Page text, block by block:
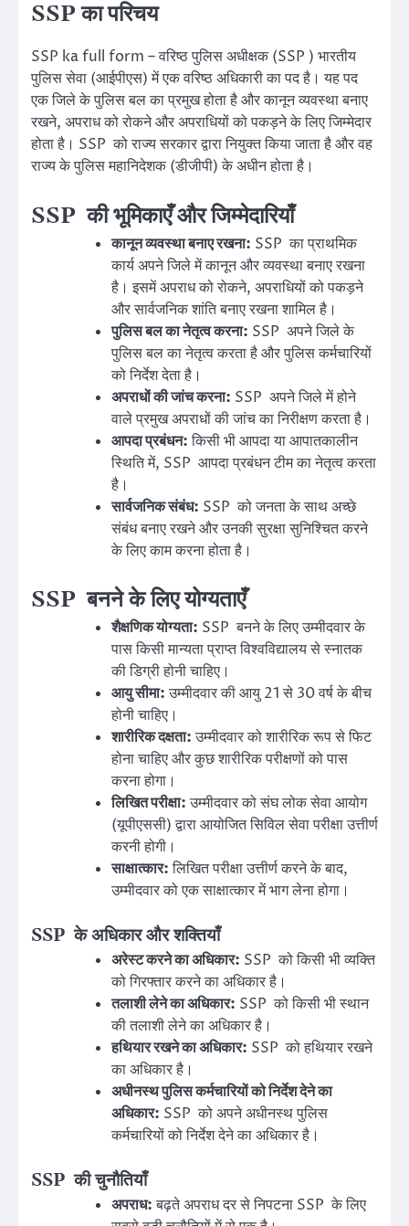
SSP का परिचय
SSP ka full form – वरिष्ठ पुलिस अधीक्षक (SSP ) भारतीय
पुलिस सेवा (आईपीएस) में एक वरिष्ठ अधिकारी का पद है। यह पद
एक जिले के पुलिस बल का प्रमुख होता है और कानून व्यवस्था बनाए
रखने, अपराध को रोकने और अपराधियों को पकड़ने के लिए जिम्मेदार
होता है। SSP को राज्य सरकार द्वारा नियुक्त किया जाता है और वह
राज्य के पुलिस महानिदेशक (डीजीपी) के अधीन होता है।
SSP की भूमिकाएँ और जिम्मेदारियाँ
कानून व्यवस्था बनाए रखना: SSP का प्राथमिक
कार्य अपने जिले में कानून और व्यवस्था बनाए रखना
है। इसमें अपराध को रोकने, अपराधियों को पकड़ने
और सार्वजनिक शांति बनाए रखना शामिल है।
पुलिस बल का नेतृत्व करना: SSP अपने जिले के
पुलिस बल का नेतृत्व करता है और पुलिस कर्मचारियों
को निर्देश देता है।
अपराधों की जांच करना: SSP अपने जिले में होने
वाले प्रमुख अपराधों की जांच का निरीक्षण करता है।
आपदा प्रबंधन:किसी भी आपदा या आपातकालीन
स्थिति में, SSP आपदा प्रबंधन टीम का नेतृत्व करता
है।
सार्वजनिक संबंध: SSP को जनता के साथ अच्छे
संबंध बनाए रखने और उनकी सुरक्षा सुनिश्चित करने
के लिए काम करना होता है।
SSP बनने के लिए योग्यताएँ
शैक्षणिक योग्यता: SSP बनने के लिए उम्मीदवार के
पास किसी मान्यता प्राप्त विश्वविद्यालय से स्नातक
की डिग्री होनी चाहिए।
आयु सीमा:उम्मीदवार की आयु 21 से 30 वर्ष के बीच
होनी चाहिए।
शारीरिक दक्षता:उम्मीदवार को शारीरिक रूप से फिट
होना चाहिए और कुछ शारीरिक परीक्षणों को पास
करना होगा।
लिखित परीक्षा:उम्मीदवार को संघ लोक सेवा आयोग
(यूपीएससी) द्वारा आयोजित सिविल सेवा परीक्षा उत्तीर्ण
करनी होगी।
साक्षात्कार:लिखित परीक्षा उत्तीर्ण करने के बाद,
उम्मीदवार को एक साक्षात्कार में भाग लेना होगा।
SSP के अधिकार और शक्तियाँ
अरेस्ट करने का अधिकार: SSP को किसी भी व्यक्ति
को गिरफ्तार करने का अधिकार है।
तलाशी लेने का अधिकार: SSP को किसी भी स्थान
की तलाशी लेने का अधिकार है।
हथियार रखने का अधिकार: SSP को हथियार रखने
का अधिकार है।
अधीनस्थ पुलिस कर्मचारियों को निर्देश देने का
अधिकार: SSP को अपने अधीनस्थ पुलिस
कर्मचारियों को निर्देश देने का अधिकार है।
SSP की चुनौतियाँ
अपराध:बढ़ते अपराध दर से निपटना SSP के लिए